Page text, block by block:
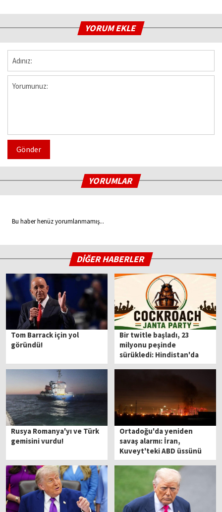
YORUM EKLE
Gönder
YORUMLAR
Bu haber henüz yorumlanmamış...
DİĞER HABERLER
Tom Barrack için yol
göründü!
Bir twitle başladı, 23
milyonu peşinde
sürükledi: Hindistan'da
gençleri birleştiren
Hamam Böceği Partisi
Rusya Romanya'yı ve Türk
gemisini vurdu!
Ortadoğu'da yeniden
savaş alarmı: İran,
Kuveyt'teki ABD üssünü
vurdu